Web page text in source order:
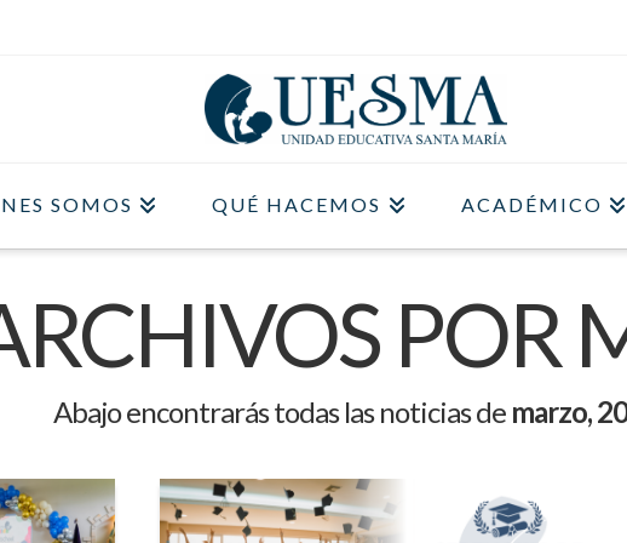
SOMOS QUÉ HACEMOS ACADÉMICO
POR
Abajo encontrarás todas las noticias de marzo,